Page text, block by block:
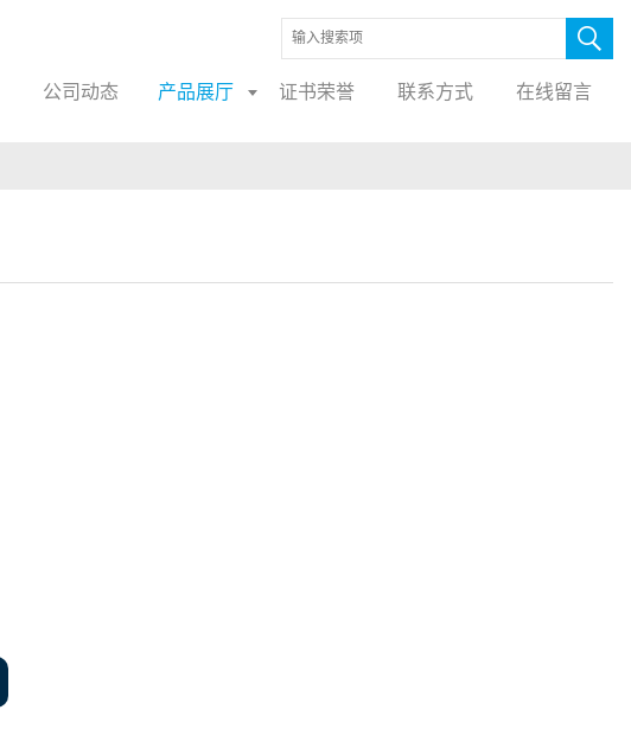
公司动态 产品展厅 证书荣誉 联系方式 在线留言